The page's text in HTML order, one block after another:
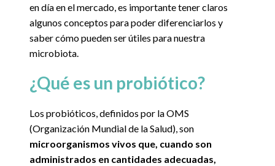
en día en el mercado, es importante tener claros
algunos conceptos para poder diferenciarlos y
saber cómo pueden ser útiles para nuestra
microbiota.
¿Qué es un probiótico?
Los probióticos, definidos por la OMS
(Organización Mundial de la Salud), son
microorganismos vivos que, cuando son
administrados en cantidades adecuadas,